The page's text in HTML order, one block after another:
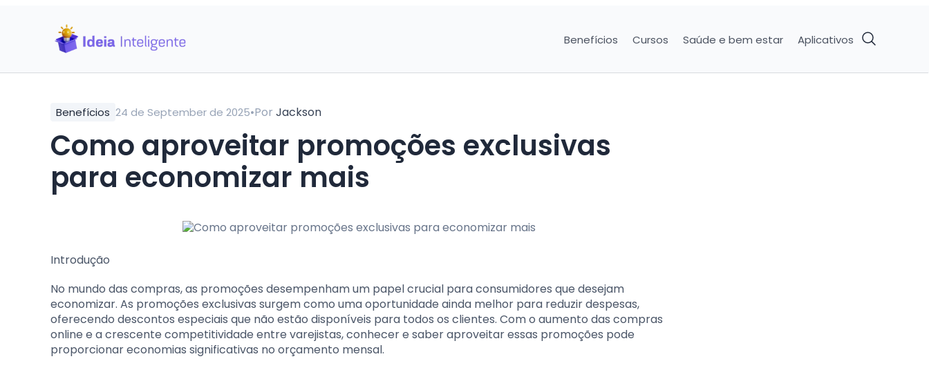
Benefícios Cursos Saúde e bem estar Aplicativos
Benefícios 24 de September de 2025•Por Jackson
Como aproveitar promoções exclusivas
para economizar mais
Introdução
No mundo das compras, as promoções desempenham um papel crucial para consumidores que desejam
economizar. As promoções exclusivas surgem como uma oportunidade ainda melhor para reduzir despesas,
oferecendo descontos especiais que não estão disponíveis para todos os clientes. Com o aumento das compras
online e a crescente competitividade entre varejistas, conhecer e saber aproveitar essas promoções pode
proporcionar economias significativas no orçamento mensal.